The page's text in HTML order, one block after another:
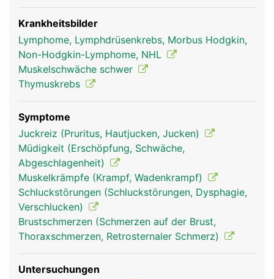
Der Thymus ist wesentlich für den Aufbau und die
Prägung der körpereigenen Abwehr
(Immunsystem) verantwortlich. In ihm werden
bestimmte Abwehrzellen - die T-Lymphozyten, die
zu den weissen Blutkörperchen gehören -
produziert und auf ihre Aufgabe vorbereitet.
Knochenmark, die Lymphknoten und die Milz. Der
Thymus produziert ausserdem Thymushormone,
die unter anderem das Körperwachstum, den
Knochenstoffwechsel und den Energiehaushalt
unterstützen. Schon den alten Griechen war
bekannt, dass die Thymusdrüse die
"Lebensenergie" steuert: Das griechische Wort
"thymos" bedeutet Lebensenergie.
Krankheitsbilder
Lymphome, Lymphdrüsenkrebs, Morbus Hodgkin,
Non-Hodgkin-Lymphome, NHL
Muskelschwäche schwer
Thymuskrebs
Symptome
Juckreiz (Pruritus, Hautjucken, Jucken)
Müdigkeit (Erschöpfung, Schwäche,
Abgeschlagenheit)
Muskelkrämpfe (Krampf, Wadenkrampf)
Schluckstörungen (Schluckstörungen, Dysphagie,
Verschlucken)
Brustschmerzen (Schmerzen auf der Brust,
Thoraxschmerzen, Retrosternaler Schmerz)
Untersuchungen